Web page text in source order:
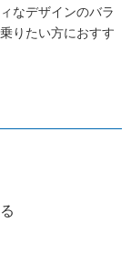
なデザインのバラ
りたい方におすす